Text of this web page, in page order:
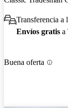
Transferencia a
Envíos gratis a
Buena oferta